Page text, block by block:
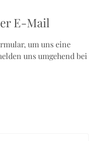
E-Mail
um uns eine
uns umgehend bei